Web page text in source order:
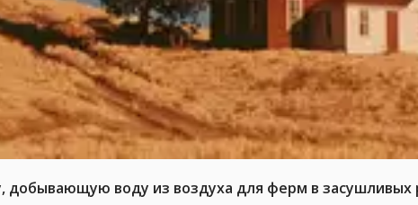
добывающую воду из воздуха для ферм в засушливых